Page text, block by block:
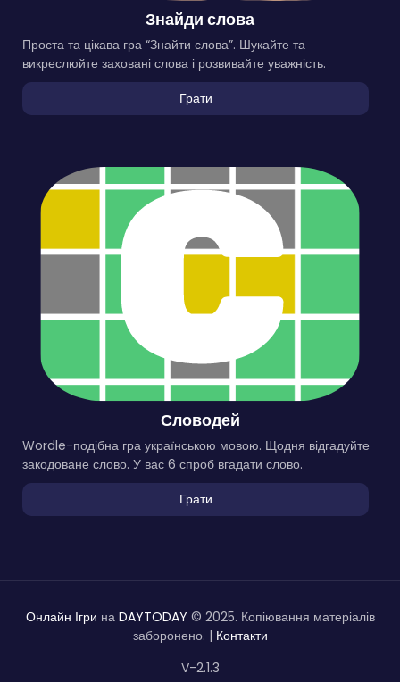
Знайди слова
Проста та цікава гра “Знайти слова”. Шукайте та
викреслюйте заховані слова і розвивайте уважність.
Грати
Словодей
Wordle-подібна гра українською мовою. Щодня відгадуйте
закодоване слово. У вас 6 спроб вгадати слово.
Грати
Онлайн Ігри на DAYTODAY © 2025. Копіювання матеріалів
заборонено. | Контакти
V-2.1.3